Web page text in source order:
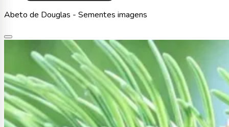
Abeto de Douglas - Sementes imagens